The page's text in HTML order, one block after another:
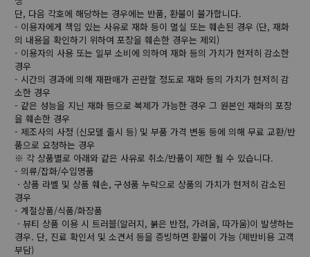
단, 다음 각호에 해당하는 경우에는 반품, 환불이 불가합니다.
- 이용자에게 책임 있는 사유로 재화 등이 멸실 또는 훼손된 경우 (단, 재화
의 내용을 확인하기 위하여 포장을 훼손한 경우는 제외)
- 이용자의 사용 또는 일부 소비에 의하여 재화 등의 가치가 현저히 감소한
경우
- 시간의 경과에 의해 재판매가 곤란할 정도로 재화 등의 가치가 현저히 감
소한 경우
- 같은 성능을 지닌 재화 등으로 복제가 가능한 경우 그 원본인 재화의 포장
을 훼손한 경우
- 제조사의 사정 (신모델 출시 등) 및 부품 가격 변동 등에 의해 무료 교환/반
품으로 요청하는 경우
※ 각 상품별로 아래와 같은 사유로 취소/반품이 제한 될 수 있습니다.
- 의류/잡화/수입명품
ㆍ상품 라벨 및 상품 훼손, 구성품 누락으로 상품의 가치가 현저히 감소된
경우
- 계절상품/식품/화장품
ㆍ뷰티 상품 이용 시 트러블(알러지, 붉은 반점, 가려움, 따가움)이 발생하는
경우. 단, 진료 확인서 및 소견서 등을 증빙하면 환불이 가능 (제반비용 고객
부담)